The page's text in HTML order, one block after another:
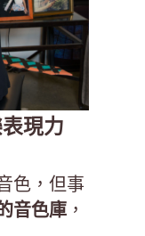
現力
色，但事
音色庫 ，